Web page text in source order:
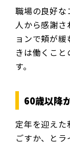
職場の良好な
人から感謝
ョンで頬が
きは働くこ
す。
60歳以降
定年を迎え
ごすか、と